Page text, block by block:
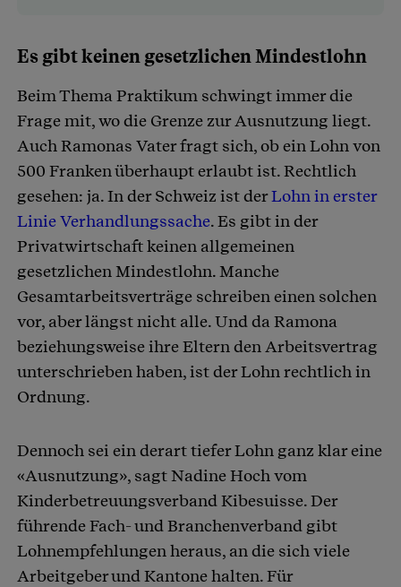
Es gibt keinen gesetzlichen Mindestlohn
Beim Thema Praktikum schwingt immer die
Frage mit, wo die Grenze zur Ausnutzung liegt.
Auch Ramonas Vater fragt sich, ob ein Lohn von
500 Franken überhaupt erlaubt ist. Rechtlich
gesehen: ja. In der Schweiz ist derLohn in erster
Linie Verhandlungssache. Es gibt in der
Privatwirtschaft keinen allgemeinen
gesetzlichen Mindestlohn. Manche
Gesamtarbeitsverträge schreiben einen solchen
vor, aber längst nicht alle. Und da Ramona
beziehungsweise ihre Eltern den Arbeitsvertrag
unterschrieben haben, ist der Lohn rechtlich in
Ordnung.
Dennoch sei ein derart tiefer Lohn ganz klar eine
«Ausnutzung», sagt Nadine Hoch vom
Kinderbetreuungsverband Kibesuisse. Der
führende Fach- und Branchenverband gibt
Lohnempfehlungen heraus, an die sich viele
Arbeitgeber und Kantone halten. Für